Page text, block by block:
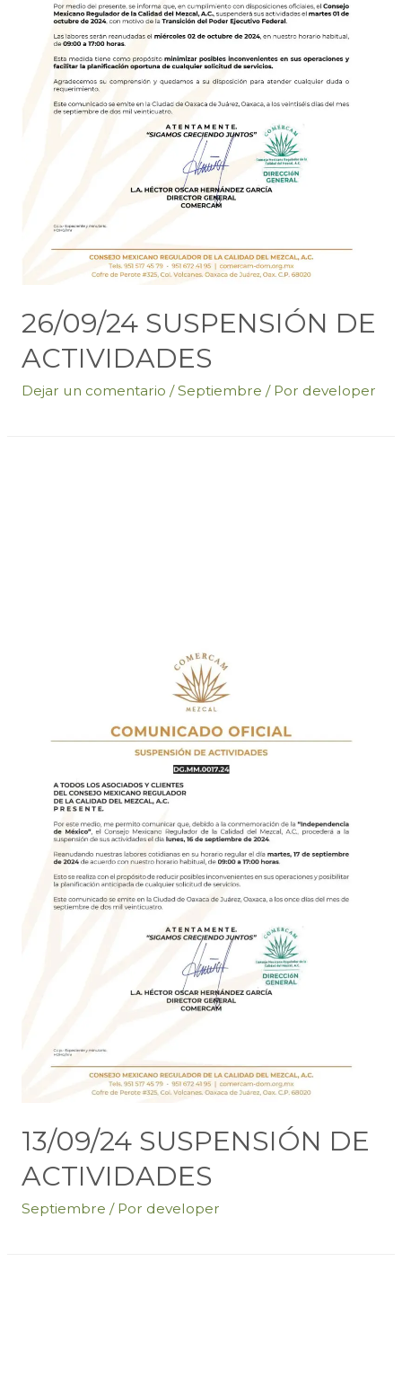
26/09/24 SUSPENSIÓN DE
ACTIVIDADES
Dejar un comentario /Septiembre / Por developer
13/09/24 SUSPENSIÓN DE
ACTIVIDADES
Septiembre / Por developer